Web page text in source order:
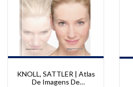
KNOLL, SATTLER | Atlas
De Imagens De